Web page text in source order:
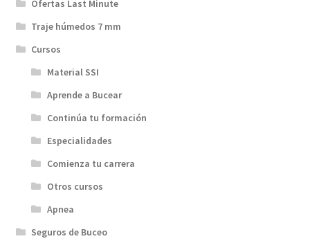
Ofertas Last Minute
Traje húmedos 7 mm
Cursos
Material SSI
Aprende a Bucear
Continúa tu formación
Especialidades
Comienza tu carrera
Otros cursos
Apnea
Seguros de Buceo